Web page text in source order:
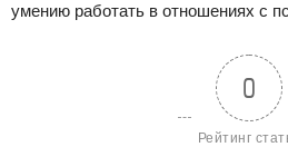
умению работать в отношениях с
0
Рейтинг